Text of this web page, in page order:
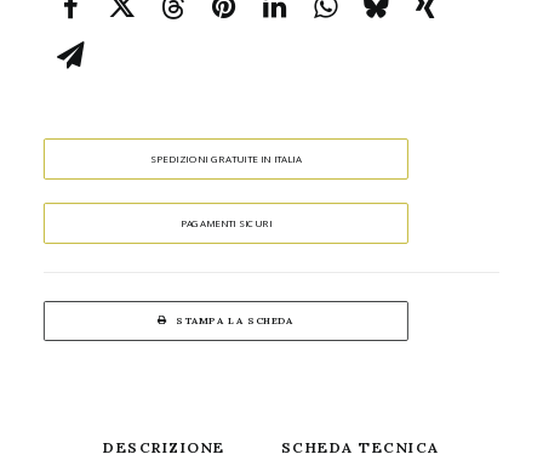
SPEDIZIONI GRATUITE IN ITALIA
PAGAMENTI SICURI
STAMPA LA SCHEDA
DESCRIZIONE SCHEDA TECNICA